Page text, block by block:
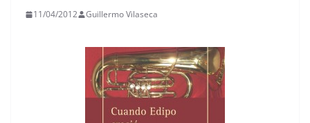
11/04/2012 Guillermo Vilaseca